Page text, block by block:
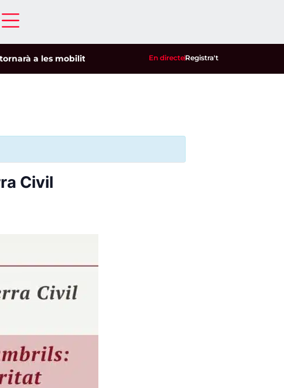
a les mobilitzacions per defensar els cultius de la garrofa i
En directeRegistra't
Civil